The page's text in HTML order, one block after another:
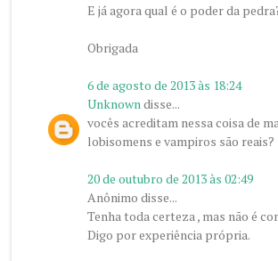
E já agora qual é o poder da
Obrigada
6 de agosto de 2013 às 18:24
Unknown disse...
vocês acreditam nessa coisa de
lobisomens e vampiros são reais?
20 de outubro de 2013 às 02:49
Anônimo disse...
Tenha toda certeza , mas não é
Digo por experiência própria.